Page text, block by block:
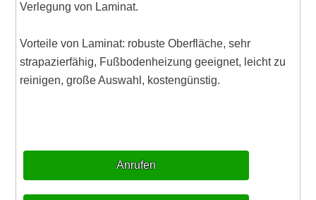
Verlegung von Laminat.
Vorteile von Laminat: robuste Oberfläche, sehr
strapazierfähig, Fußbodenheizung geeignet, leicht zu
reinigen, große Auswahl, kostengünstig.
Anrufen